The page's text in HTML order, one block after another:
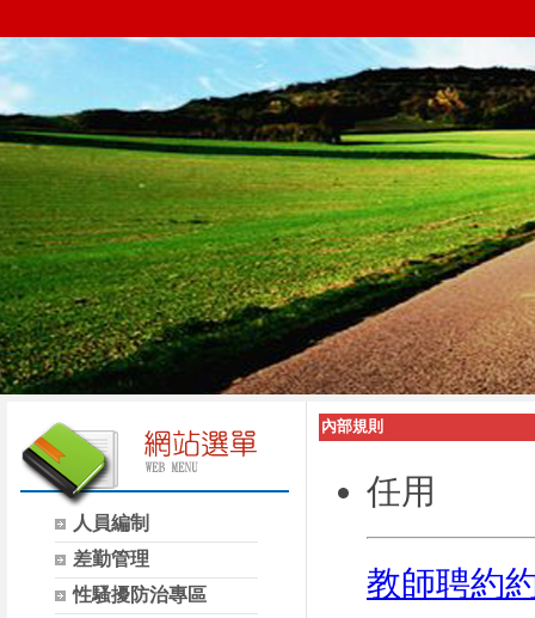
人員編制
差勤管理
性騷擾防治專區
內部規則
任用
教師聘約